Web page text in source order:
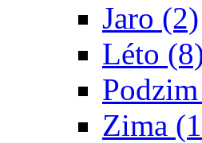
Jaro (2)
Léto
Zima